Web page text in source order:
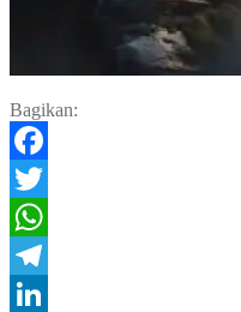
Bagikan:
Facebook
Twitter
WhatsApp
Telegram